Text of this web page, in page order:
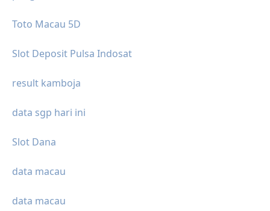
Toto Macau 5D
Slot Deposit Pulsa Indosat
result kamboja
data sgp hari ini
Slot Dana
data macau
data macau